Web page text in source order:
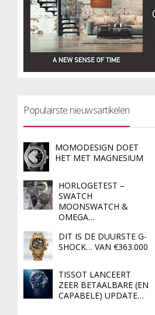
Populairste nieuwsartikelen
MOMODESIGN DOET
HET MET MAGNESIUM
HORLOGETEST –
SWATCH
MOONSWATCH &
OMEGA…
DIT IS DE DUURSTE G-
SHOCK… VAN €363.000
TISSOT LANCEERT
ZEER BETAALBARE (EN
CAPABELE) UPDATE…